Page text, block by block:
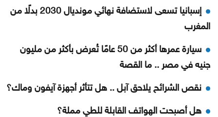
إسبانيا تسعى لاستضافة نهائي مونديال 2030 بدلًا من
المغرب
سيارة عمرها أكثر من 50 عامًا تُعرض بأكثر من مليون
جنيه في مصر .. ما القصة
نقص الشرائح يلاحق آبل .. هل تتأثر أجهزة آيفون وماك؟
هل أصبحت الهواتف القابلة للطي مملة؟